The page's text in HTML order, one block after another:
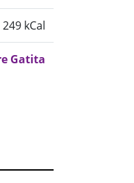
249 kCal
Gatita